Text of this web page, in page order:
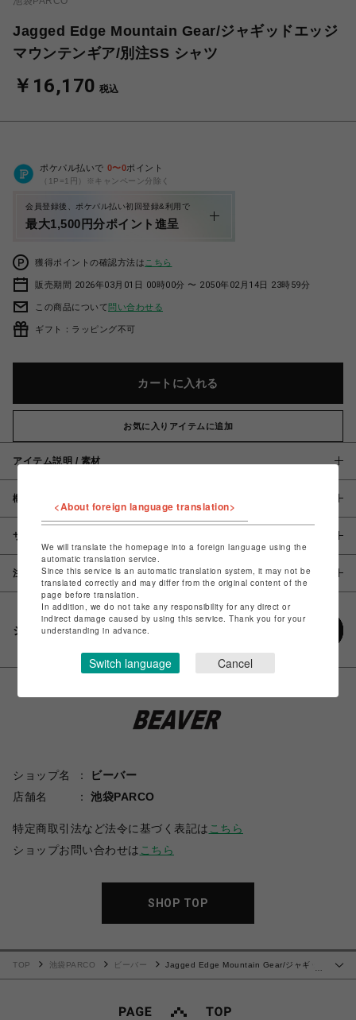
Jagged Edge Mountain Gear/ジャギッドエッジ
マウンテンギア/別注SS シャツ
￥16,170 税込
ポケパル払いで 0〜0ポイント
（1P=1円）※キャンペーン分除く
会員登録後、ポケパル払い初回登録&利用で
最大1,500円分ポイント進呈
獲得ポイントの確認方法は こちら
販売期間 2026年03月01日 00時00分 〜 2050年02月14日 23時59分
この商品について問い合わせる
ギフト：ラッピング不可
カートに入れる
お気に入りアイテムに追加
アイテム説明 / 素材
概要
サイズ
注意事項
シェアする
ショップ名
ビーバー
店舗名
池袋PARCO
特定商取引法など法令に基づく表記は こちら
ショップお問い合わせは こちら
SHOP TOP
TOP 池袋PARCO ビーバー
Jagged Edge Mountain Gear/ジャギッ
<About foreign language translation>
We will translate the homepage into a foreign language using the
automatic translation service.
Since this service is an automatic translation system, it may not be
translated correctly and may differ from the original content of the
page before translation.
In addition, we do not take any responsibility for any direct or
indirect damage caused by using this service. Thank you for your
understanding in advance.
Switch language Cancel